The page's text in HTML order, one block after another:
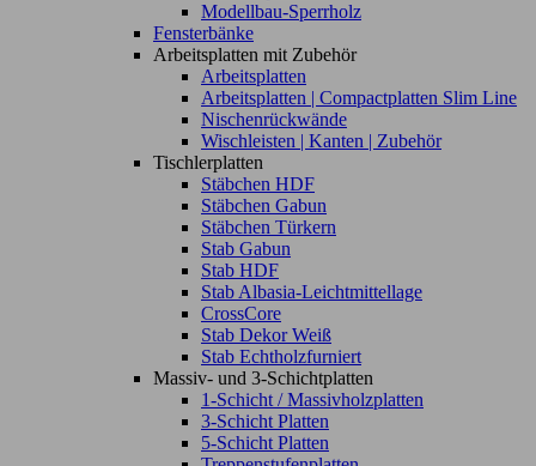
Modellbau-Sperrholz
Fensterbänke
Arbeitsplatten mit Zubehör
Arbeitsplatten
Arbeitsplatten | Compactplatten Slim Line
Nischenrückwände
Wischleisten | Kanten | Zubehör
Tischlerplatten
Stäbchen HDF
Stäbchen Gabun
Stäbchen Türkern
Stab Gabun
Stab HDF
Stab Albasia-Leichtmittellage
CrossCore
Stab Dekor Weiß
Stab Echtholzfurniert
Massiv- und 3-Schichtplatten
1-Schicht / Massivholzplatten
3-Schicht Platten
5-Schicht Platten